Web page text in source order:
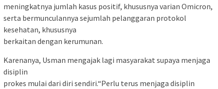
meningkatnya jumlah kasus positif, khususnya varian Omicron,
serta bermunculannya sejumlah pelanggaran protokol
kesehatan, khususnya
berkaitan dengan kerumunan.
Karenanya, Usman mengajak lagi masyarakat supaya menjaga
disiplin
prokes mulai dari diri sendiri.“Perlu terus menjaga disiplin